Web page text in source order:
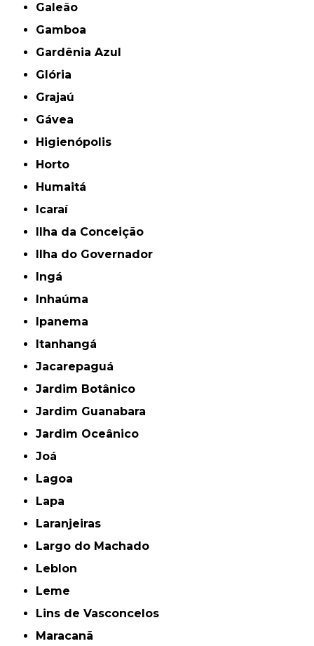
Galeão
Gamboa
Gardênia Azul
Glória
Grajaú
Gávea
Higienópolis
Horto
Humaitá
Icaraí
Ilha da Conceição
Ilha do Governador
Ingá
Inhaúma
Ipanema
Itanhangá
Jacarepaguá
Jardim Botânico
Jardim Guanabara
Jardim Oceânico
Joá
Lagoa
Lapa
Laranjeiras
Largo do Machado
Leblon
Leme
Lins de Vasconcelos
Maracanã